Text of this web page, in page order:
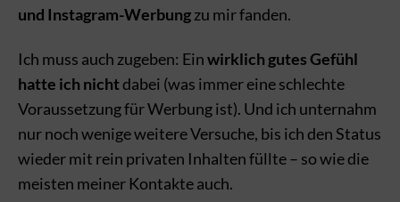
und Instagram-Werbungzu mir fanden.
Ich muss auch zugeben: Einwirklich gutes Gefühl
hatte ich nichtdabei (was immer eine schlechte
Voraussetzung für Werbung ist). Und ich unternahm
nur noch wenige weitere Versuche, bis ich den Status
wieder mit rein privaten Inhalten füllte – so wie die
meisten meiner Kontakte auch.